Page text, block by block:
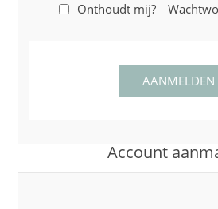
Onthoudt mij?
Account